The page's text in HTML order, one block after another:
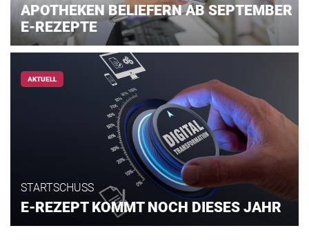
APOTHEKEN BELIEFERN AB SEPTEMBER
E-REZEPTE
AKTUELL
STARTSCHUSS
E-REZEPT KOMMT NOCH DIESES JAHR